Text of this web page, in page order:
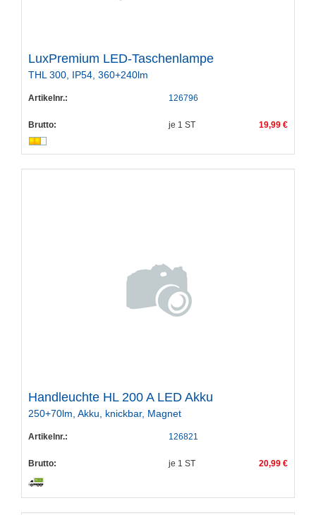
LuxPremium LED-Taschenlampe
THL 300, IP54, 360+240lm
Artikelnr.: 126796
Brutto: je 1 ST 19,99 €
Handleuchte HL 200 A LED Akku
250+70lm, Akku, knickbar, Magnet
Artikelnr.: 126821
Brutto: je 1 ST 20,99 €